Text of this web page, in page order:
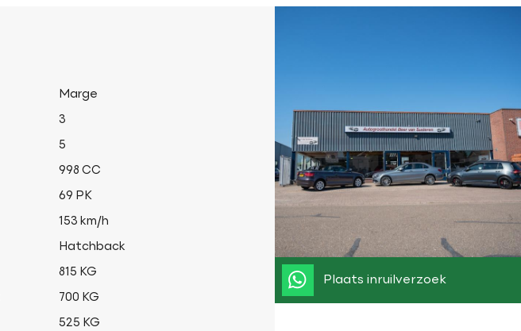
Marge
3
5
998 CC
69 PK
153 km/h
Hatchback
815 KG
700 KG
525 KG
Plaats inruilverzoek